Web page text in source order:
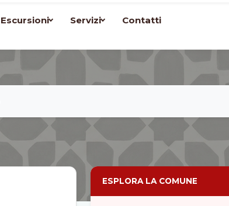
Escursioni Servizi Contatti
ESPLORA LA COMUNE